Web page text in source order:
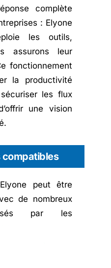
complète
: Elyone
les outils,
assurons leur
fonctionnement
la productivité
les flux
une vision
peut être
de nombreux
par les